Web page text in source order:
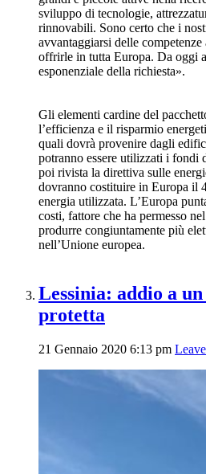
sviluppo di tecnologie,
rinnovabili. Sono certo che i
avvantaggiarsi delle
offrirle in tutta Europa. Da oggi
esponenziale della richiesta».
Gli elementi cardine del
l’efficienza e il risparmio
quali dovrà provenire dagli
potranno essere utilizzati i fondi
poi rivista la direttiva sulle
dovranno costituire in Europa il
energia utilizzata. L’Europa
costi, fattore che ha permesso
produrre congiuntamente più
nell’Unione europea.
Lessinia: addio a
protetta
21 Gennaio 2020 6:13 pm